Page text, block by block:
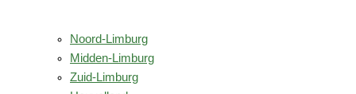
Noord-Limburg
Midden-Limburg
Zuid-Limburg